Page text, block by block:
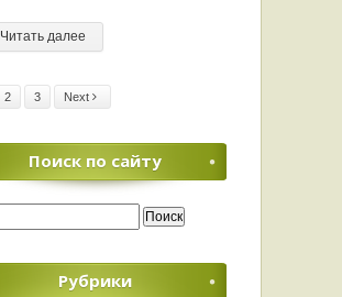
Читать далее
2 3 Next
Поиск по сайту
Рубрики